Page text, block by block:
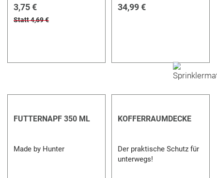
3,75 €
Statt 4,69 €
34,99 €
FUTTERNAPF 350 ML
Made by Hunter
KOFFERRAUMDECKE
Der praktische Schutz für
unterwegs!